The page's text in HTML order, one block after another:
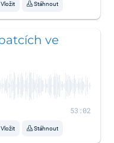
Vložit Stáhnout
ve
53:02
Vložit Stáhnout